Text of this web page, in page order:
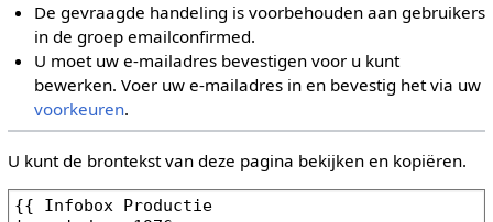
De gevraagde handeling is voorbehouden aan gebruikers
in de groep emailconfirmed.
U moet uw e-mailadres bevestigen voor u kunt
bewerken. Voer uw e-mailadres in en bevestig het via uw
voorkeuren.
U kunt de brontekst van deze pagina bekijken en kopiëren.